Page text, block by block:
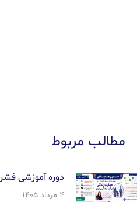
مطالب مربوط
دوره آموزشی
۴ مرداد ۱۴۰۵